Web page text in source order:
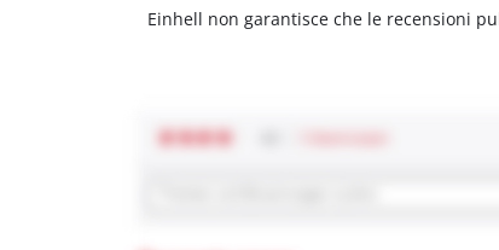
Einhell non garantisce che le recensioni